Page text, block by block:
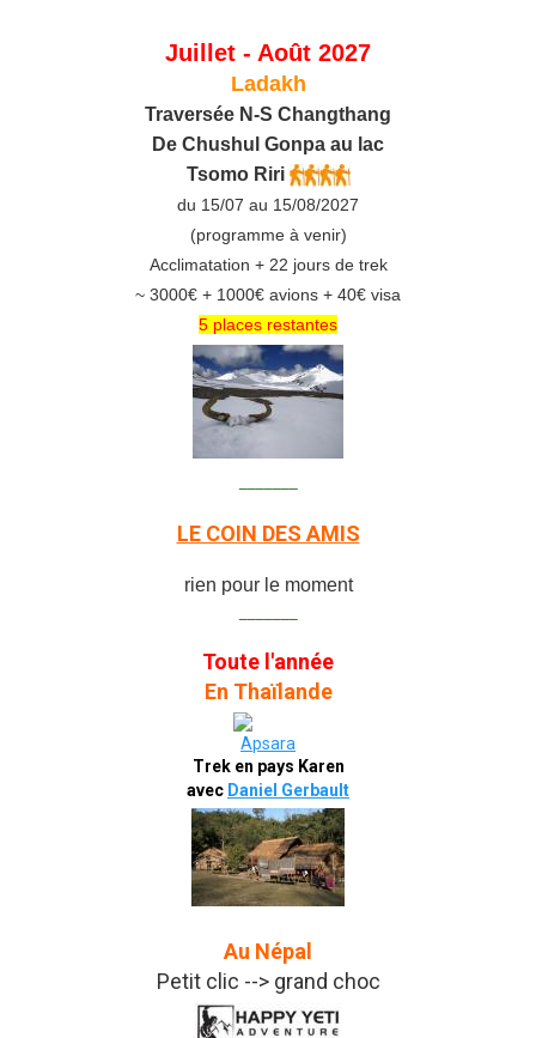
Juillet - Août 2027
Ladakh
Traversée N-S Changthang
De C hushul Gonpa au lac
Tsomo Riri
du 15/07 au 15/08/2027
(programme à venir)
Acclimatation + 22 jours de trek
~ 3000€ + 1000€ avions + 40€ visa
5 places restantes
LE COIN DES AMIS
rien pour le moment
Toute l'année
En Thaïlande
Trek en pays Karen
avec Daniel Gerbault
Au Népal
Petit clic --> grand choc